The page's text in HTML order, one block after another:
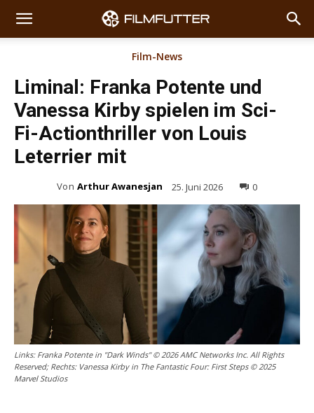
Film-News
Liminal: Franka Potente und
Vanessa Kirby spielen im Sci-
Fi-Actionthriller von Louis
Leterrier mit
Von Arthur Awanesjan 25. Juni 2026 0
Links: Franka Potente in "Dark Winds" © 2026 AMC Networks Inc. All Rights
Reserved; Rechts: Vanessa Kirby in The Fantastic Four: First Steps © 2025
Marvel Studios